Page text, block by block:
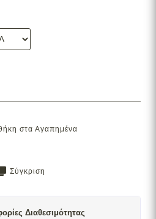
στα Αγαπημένα
Σύγκριση
Διαθεσιμότητας